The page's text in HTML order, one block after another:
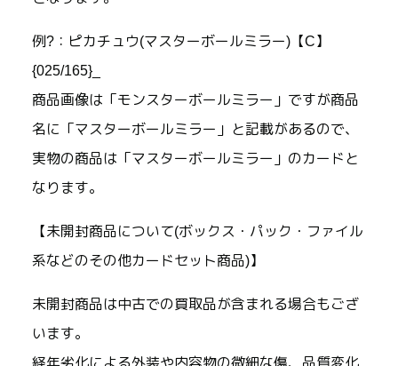
例?：ピカチュウ(マスターボールミラー)【C】
{025/165}_
商品画像は「モンスターボールミラー」ですが商品
名に「マスターボールミラー」と記載があるので、
実物の商品は「マスターボールミラー」のカードと
なります。
【未開封商品について(ボックス・パック・ファイル
系などのその他カードセット商品)】
未開封商品は中古での買取品が含まれる場合もござ
います。
経年劣化による外装や内容物の微細な傷、品質変化